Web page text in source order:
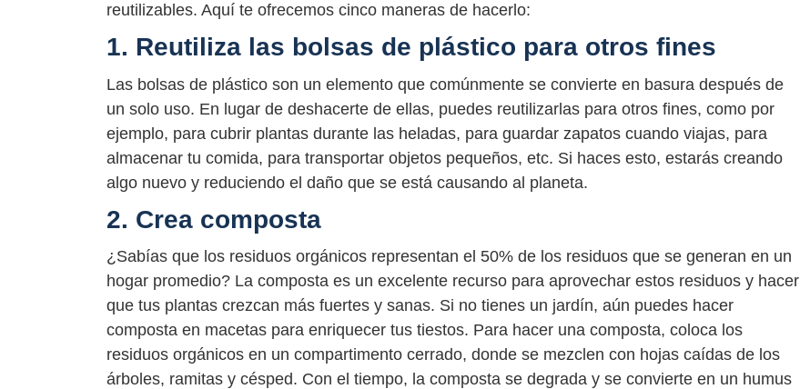
reutilizables. Aquí te ofrecemos cinco maneras de hacerlo:
1. Reutiliza las bolsas de plástico para otros fines
Las bolsas de plástico son un elemento que comúnmente se convierte en basura después de
un solo uso. En lugar de deshacerte de ellas, puedes reutilizarlas para otros fines, como por
ejemplo, para cubrir plantas durante las heladas, para guardar zapatos cuando viajas, para
almacenar tu comida, para transportar objetos pequeños, etc. Si haces esto, estarás creando
algo nuevo y reduciendo el daño que se está causando al planeta.
2. Crea composta
¿Sabías que los residuos orgánicos representan el 50% de los residuos que se generan en un
hogar promedio? La composta es un excelente recurso para aprovechar estos residuos y hacer
que tus plantas crezcan más fuertes y sanas. Si no tienes un jardín, aún puedes hacer
composta en macetas para enriquecer tus tiestos. Para hacer una composta, coloca los
residuos orgánicos en un compartimento cerrado, donde se mezclen con hojas caídas de los
árboles, ramitas y césped. Con el tiempo, la composta se degrada y se convierte en un humus